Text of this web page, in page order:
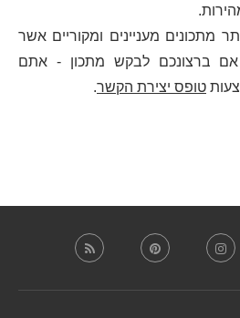
מתכונים מעניינים ומקוריים אשר
אם ברצונכם לבקש מתכון - אתם
טופס יצירת הקשר.